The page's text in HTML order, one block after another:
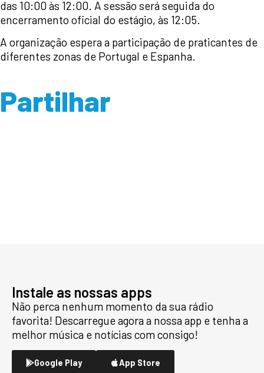
das 10:00 às 12:00. A sessão será seguida do
encerramento oficial do estágio, às 12:05.
A organização espera a participação de praticantes de
diferentes zonas de Portugal e Espanha.
Partilhar
Instale as nossas apps
Não perca nenhum momento da sua rádio
favorita! Descarregue agora a nossa app e tenha a
melhor música e notícias com consigo!
Google Play App Store